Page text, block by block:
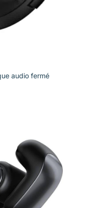
audio fermé